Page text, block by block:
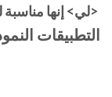
<لي> إنها مناسبة
التطبيقات